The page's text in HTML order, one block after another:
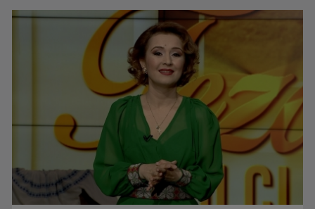
ORA REGELUI
O cronică a trecutului și a destinului unei ...